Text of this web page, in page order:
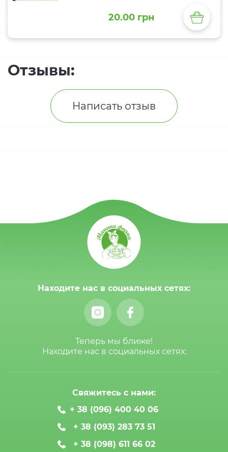
20.00 грн
Отзывы:
Написать отзыв
Находите нас в социальных сетях:
Теперь мы ближе!
Находите нас в социальных сетях:
Свяжитесь с нами:
+ 38 (096) 400 40 06
+ 38 (093) 283 73 51
+ 38 (098) 611 66 02